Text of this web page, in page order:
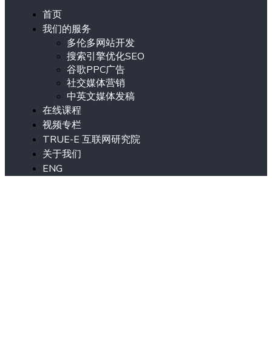
首页
我们的服务
多伦多网站开发
搜索引擎优化SEO
谷歌PPC广告
社交媒体营销
中英文媒体发稿
在线课程
视频专栏
TRUE-E 互联网研究院
关于我们
ENG